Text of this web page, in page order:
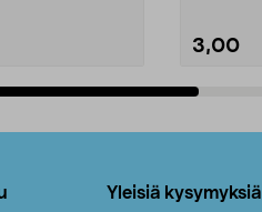
3,00
Yleisiä kysymyksiä